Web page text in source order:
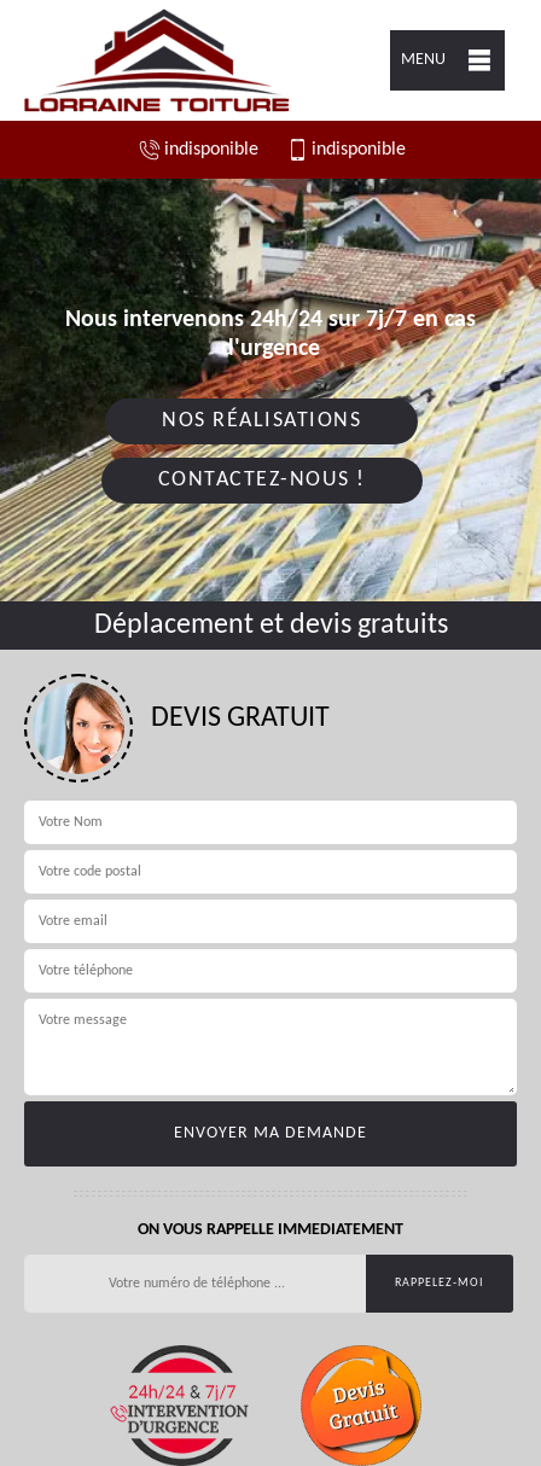
MENU
indisponible indisponible
Nous intervenons 24h/24 sur 7j/7 en cas
d'urgence
NOS RÉALISATIONS
CONTACTEZ-NOUS !
Déplacement et devis gratuits
DEVIS GRATUIT
ON VOUS RAPPELLE IMMEDIATEMENT